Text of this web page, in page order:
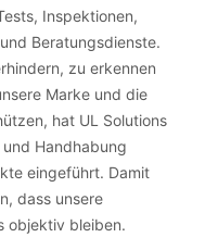
Inspektionen,
Beratungsdienste.
zu erkennen
Marke und die
hat UL Solutions
Handhabung
eingeführt. Damit
dass unsere
objektiv bleiben.